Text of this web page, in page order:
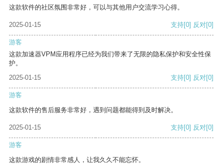
这款软件的社区氛围非常好，可以与其他用户交流学习心得。
2025-01-15 支持[0] 反对[0]
游客
这款加速器VPM应用程序已经为我们带来了无限的隐私保护和安全性保
护。
2025-01-15
支持[0] 反对[0]
游客
这款软件的售后服务非常好，遇到问题都能得到及时解决。
2025-01-15 支持[0] 反对[0]
游客
这款游戏的剧情非常感人，让我久久不能忘怀。